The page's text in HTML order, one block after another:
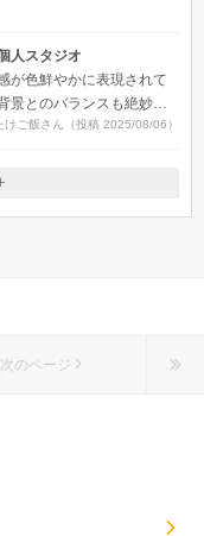
人スタジオ
が色鮮やかに表現されて
景とのバランスも絶妙。
い雰囲気がよみがえりま
けご飯さん（投稿 2025/08/06）
次のページ